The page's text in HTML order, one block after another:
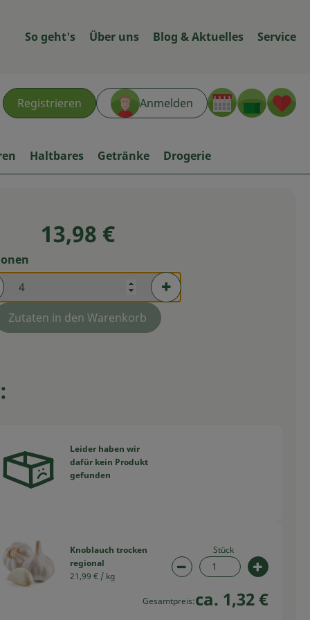
So geht's Über uns Blog & Aktuelles Service
Registrieren Anmelden
Haltbares Getränke Drogerie
13,98 €
verringern (aktuell 4 Portionen ausgewählt)
Portionen erhöhen
Zutaten in den Warenkorb
ändern
Leider haben wir
dafür kein Produkt
gefunden
ändern
Knoblauch trocken
regional
21,99 € / kg
Stück
Artikelanzahl
Gesamtpreis:ca. 1,32 €